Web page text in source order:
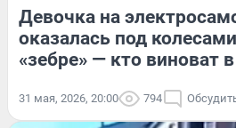
Девочка на
оказалась под
«зебре» — кто виноват
31 мая, 2026, 20:00 794